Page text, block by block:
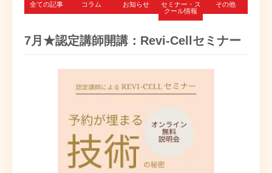
全ての記事 コラム お知らせ セミナー・ス
クール情報
その他
7月★認定講師開講：Revi-Cellセミナー